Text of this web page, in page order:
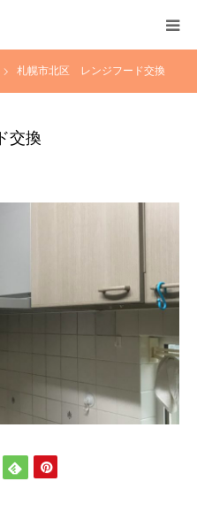
札幌市北区 レンジフード交換
交換